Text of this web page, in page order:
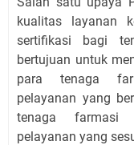
kualitas layanan
sertifikasi bagi
bertujuan untuk
para tenaga
pelayanan yang
tenaga farmasi
pelayanan yang